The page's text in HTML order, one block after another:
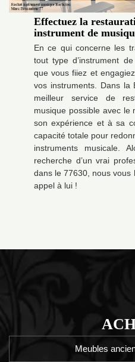
Effectuez la
instrument de
En ce qui concerne les
tout type d’instrument
que vous fiiez et
vos instruments. Dans la
meilleur service de
musique possible avec le
son expérience et à sa
capacité totale pour
instruments musicale.
recherche d’un vrai
dans le 77630, nous
appel à lui !
Meubles